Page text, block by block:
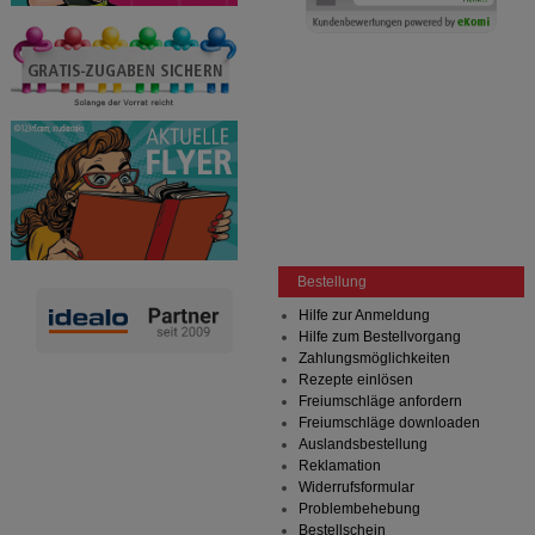
Bestellung
Hilfe zur Anmeldung
Hilfe zum Bestellvorgang
Zahlungsmöglichkeiten
Rezepte einlösen
Freiumschläge anfordern
Freiumschläge downloaden
Auslandsbestellung
Reklamation
Widerrufsformular
Problembehebung
Bestellschein